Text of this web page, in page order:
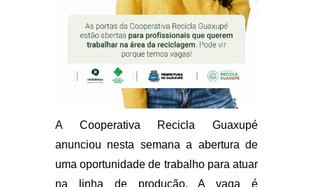
A Cooperativa Recicla Guaxupé
anunciou nesta semana a abertura de
uma oportunidade de trabalho para atuar
na linha de produção. A vaga é